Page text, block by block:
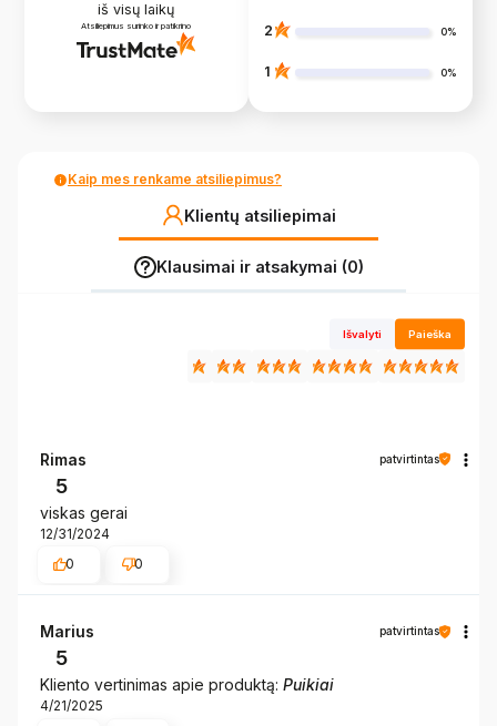
iš visų laikų
Atsiliepimus surinko ir patikrino 2 0%
1 0%
Kaip mes renkame atsiliepimus?
Klientų atsiliepimai
Klausimai ir atsakymai (0)
Išvalyti Paieška
Rimas patvirtintas
5
viskas gerai
12/31/2024
0
0
Marius patvirtintas
5
Kliento vertinimas apie produktą: Puikiai
4/21/2025